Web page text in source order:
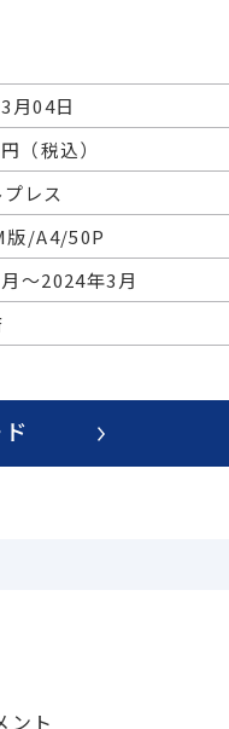
月04日
（税込）
レス
版/A4/50P
～2024年3月